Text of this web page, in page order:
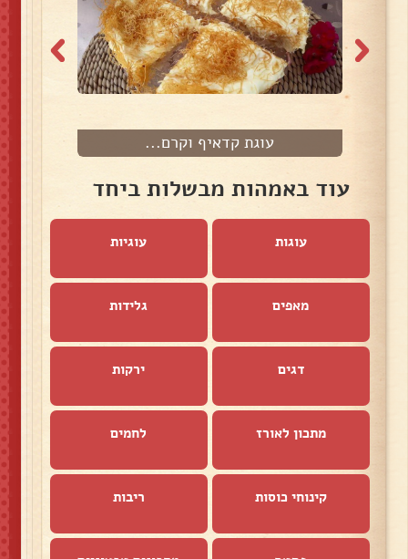
עוגת קדאיף וקרם...
עוד באמהות מבשלות ביחד
עוגות עוגיות
מאפים גלידות
דגים ירקות
מתכון לאורז לחמים
קינוחי כוסות ריבות